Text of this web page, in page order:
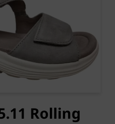
Rolling